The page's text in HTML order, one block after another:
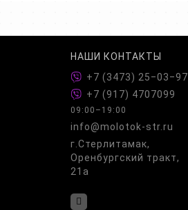
НАШИ КОНТАКТЫ
+7 (3473) 25‒03‒97
+7 (917) 4707099
09:00–19:00
info@molotok-str.ru
г.Стерлитамак,
Оренбургский тракт,
21а